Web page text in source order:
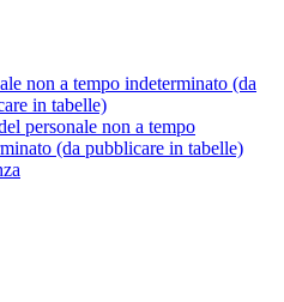
non a tempo indeterminato (da
in tabelle)
personale non a tempo
(da pubblicare in tabelle)